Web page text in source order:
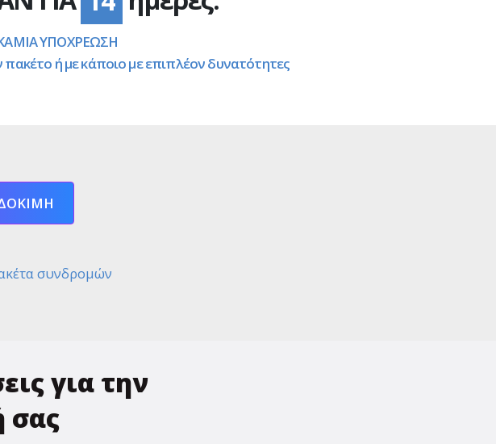
ΥΠΟΧΡΕΩΣΗ
πακέτο ή με κάποιο με επιπλέον δυνατότητες
συνδρομών
για την
σας